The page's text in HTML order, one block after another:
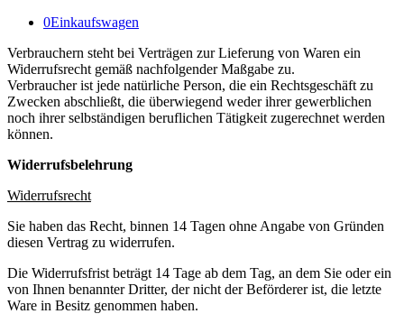
0Einkaufswagen
Verbrauchern steht bei Verträgen zur Lieferung von Waren ein
Widerrufsrecht gemäß nachfolgender Maßgabe zu.
Verbraucher ist jede natürliche Person, die ein Rechtsgeschäft zu
Zwecken abschließt, die überwiegend weder ihrer gewerblichen
noch ihrer selbständigen beruflichen Tätigkeit zugerechnet werden
können.
Widerrufsbelehrung
Widerrufsrecht
Sie haben das Recht, binnen 14 Tagen ohne Angabe von Gründen
diesen Vertrag zu widerrufen.
Die Widerrufsfrist beträgt 14 Tage ab dem Tag, an dem Sie oder ein
von Ihnen benannter Dritter, der nicht der Beförderer ist, die letzte
Ware in Besitz genommen haben.